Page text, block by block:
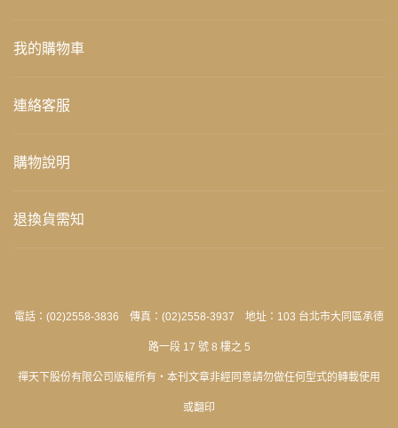
我的購物車
連絡客服
購物說明
退換貨需知
電話：(02)2558-3836 傳真：(02)2558-3937 地址：103 台北市大同區承德
路一段 17 號 8 樓之 5
禪天下股份有限公司版權所有‧本刊文章非經同意請勿做任何型式的轉載使用
或翻印